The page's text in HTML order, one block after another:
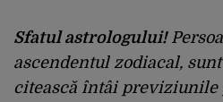
Sfatul astrologului!
ascendentul zodiacal,
citească întâi previziunile